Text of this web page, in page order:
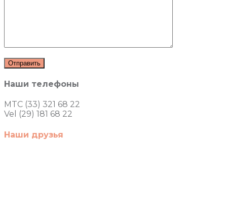
Наши телефоны
MTC (33) 321 68 22
Vel (29) 181 68 22
Наши друзья